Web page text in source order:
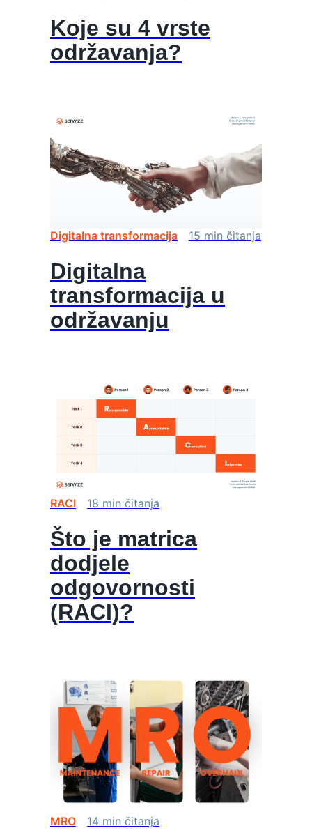
Koje su 4 vrste
održavanja?
Digitalna transformacija 15 min čitanja
Digitalna
transformacija u
održavanju
RACI 18 min čitanja
Što je matrica
dodjele
odgovornosti
(RACI)?
MRO 14 min čitanja